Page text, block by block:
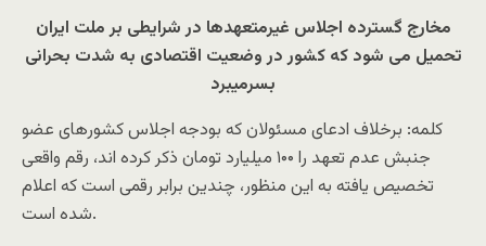
مخارج گسترده اجلاس غیرمتعهدها در شرایطی بر ملت ایران
تحمیل می شود که کشور در وضعیت اقتصادی به شدت بحرانی
بسرميبرد
کلمه: برخلاف ادعای مسئولان که بودجه اجلاس کشورهای عضو
جنبش عدم تعهد را ۱۰۰ میلیارد تومان ذکر کرده اند، رقم واقعی
تخصیص یافته به این منظور، چندین برابر رقمی است که اعلام
شده است.